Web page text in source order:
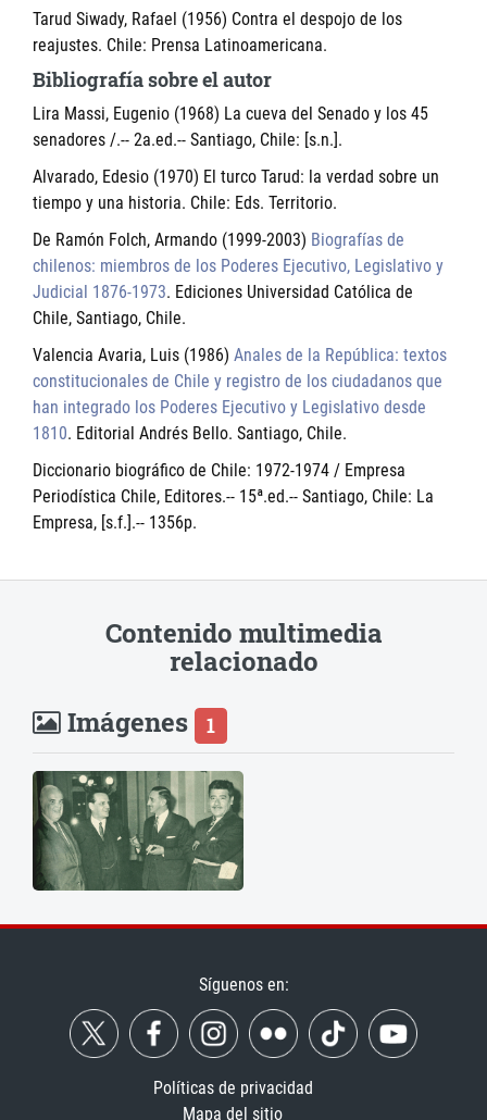
Tarud Siwady, Rafael (1956) Contra el despojo de los
reajustes. Chile: Prensa Latinoamericana.
Bibliografía sobre el autor
Lira Massi, Eugenio (1968) La cueva del Senado y los 45
senadores /.-- 2a.ed.-- Santiago, Chile: [s.n.].
Alvarado, Edesio (1970) El turco Tarud: la verdad sobre un
tiempo y una historia. Chile: Eds. Territorio.
De Ramón Folch, Armando (1999-2003) Biografías de
chilenos: miembros de los Poderes Ejecutivo, Legislativo y
Judicial 1876-1973. Ediciones Universidad Católica de
Chile, Santiago, Chile.
Valencia Avaria, Luis (1986) Anales de la República: textos
constitucionales de Chile y registro de los ciudadanos que
han integrado los Poderes Ejecutivo y Legislativo desde
1810. Editorial Andrés Bello. Santiago, Chile.
Diccionario biográfico de Chile: 1972-1974 / Empresa
Periodística Chile, Editores.-- 15ª.ed.-- Santiago, Chile: La
Empresa, [s.f.].-- 1356p.
Contenido multimedia
relacionado
Imágenes
1
Síguenos en:
Políticas de privacidad
Mapa del sitio